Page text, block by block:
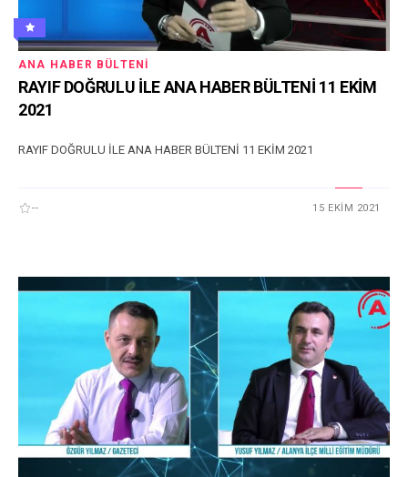
ANA HABER BÜLTENI
RAYIF DOĞRULU İLE ANA HABER BÜLTENİ 11 EKİM
2021
RAYIF DOĞRULU İLE ANA HABER BÜLTENİ 11 EKİM 2021
-- 15 EKIM 2021